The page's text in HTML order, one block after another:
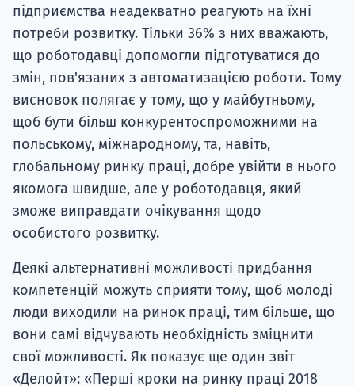
підприємства неадекватно реагують на їхні
потреби розвитку. Тільки 36% з них вважають,
що роботодавці допомогли підготуватися до
змін, пов'язаних з автоматизацією роботи. Тому
висновок полягає у тому, що у майбутньому,
щоб бути більш конкурентоспроможними на
польському, міжнародному, та, навіть,
глобальному ринку праці, добре увійти в нього
якомога швидше, але у роботодавця, який
зможе виправдати очікування щодо
особистого розвитку.
Деякі альтернативні можливості придбання
компетенцій можуть сприяти тому, щоб молоді
люди виходили на ринок праці, тим більше, що
вони самі відчувають необхідність зміцнити
свої можливості. Як показує ще один звіт
«Делойт»: «Перші кроки на ринку праці 2018